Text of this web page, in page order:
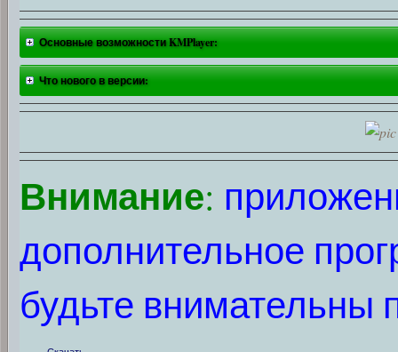
Основные возможности KMPlayer:
Что нового в версии:
Внимание:
дополнительное
будьте внимательны